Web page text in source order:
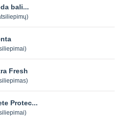
bali...
Fresh
Protec...